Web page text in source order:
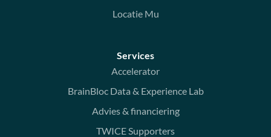
Locatie Mu
Services
Accelerator
BrainBloc Data & Experience Lab
Advies & financiering
TWICE Supporters